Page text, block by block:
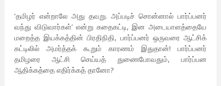
‘தமிழர் என்றாலே அது தவறு. அப்படிச் சொன்னால் பார்ப்பன‌ர்
வந்து விடுவார்கள்’ என்று கதைகட்டி, இன அடையாளத்தையே
மறைத்த இயக்கத்தின் பிரதிநிதி, பார்ப்பன‌ர் ஒருவரை ஆட்சிக்
கட்டிலில் அமர்த்தக் கூறும் காரணம் இதுதான்! பார்ப்பன‌ர்
தமிழரை ஆட்சி செய்யத் துணைபோவதும், பார்ப்பன‌
ஆதிக்கத்தை எதிர்க்கத் தானோ?